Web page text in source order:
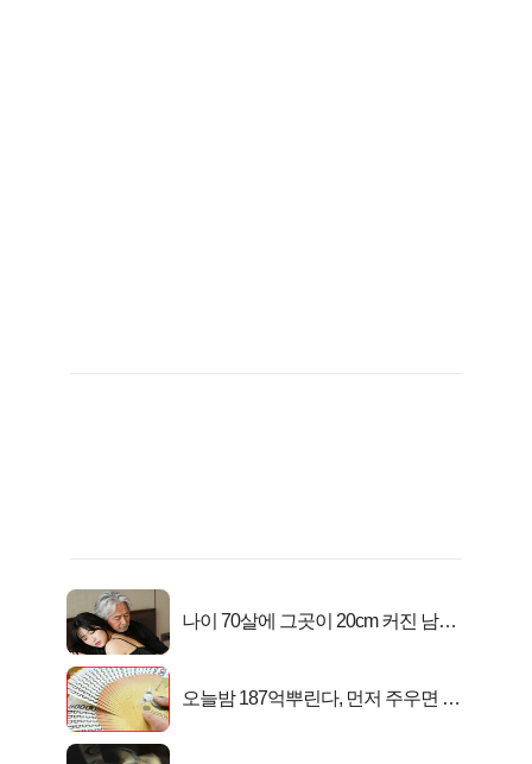
나이 70살에 그곳이 20cm 커진 남자..
오늘밤 187억뿌린다, 먼저 주우면 최